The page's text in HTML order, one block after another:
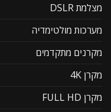
מצלמת DSLR
מערכות מולטימדיה
מקרנים מתקדמים
מקרן 4K
מקרן FULL HD